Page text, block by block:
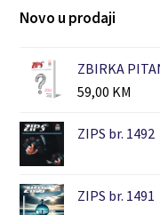
Novo u prodaji
ZBIRKA
59,00 KM
ZIPS br. 1492
ZIPS br. 1491